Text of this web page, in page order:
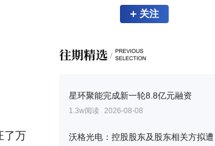
关注
星环聚能完成新一轮8.8亿元融资
1.3w阅读 2026-08-08
沃格光电：控股股东及股东相关方拟遭
了万